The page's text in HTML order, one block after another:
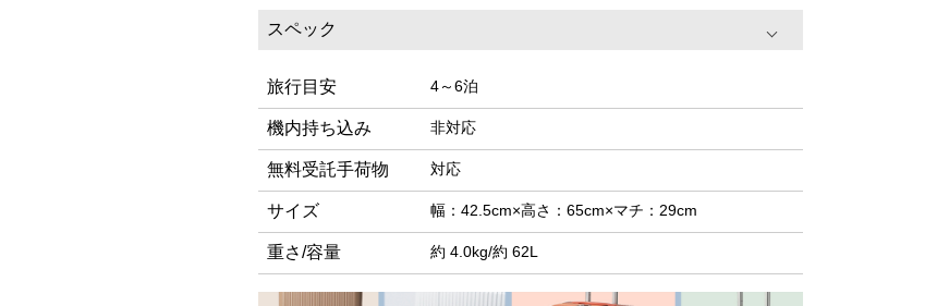
スペック
旅行目安 4～6泊
機内持ち込み 非対応
無料受託手荷物 対応
サイズ 幅：42.5cm×高さ：65cm×マチ：29cm
重さ/容量 約 4.0kg/約 62L